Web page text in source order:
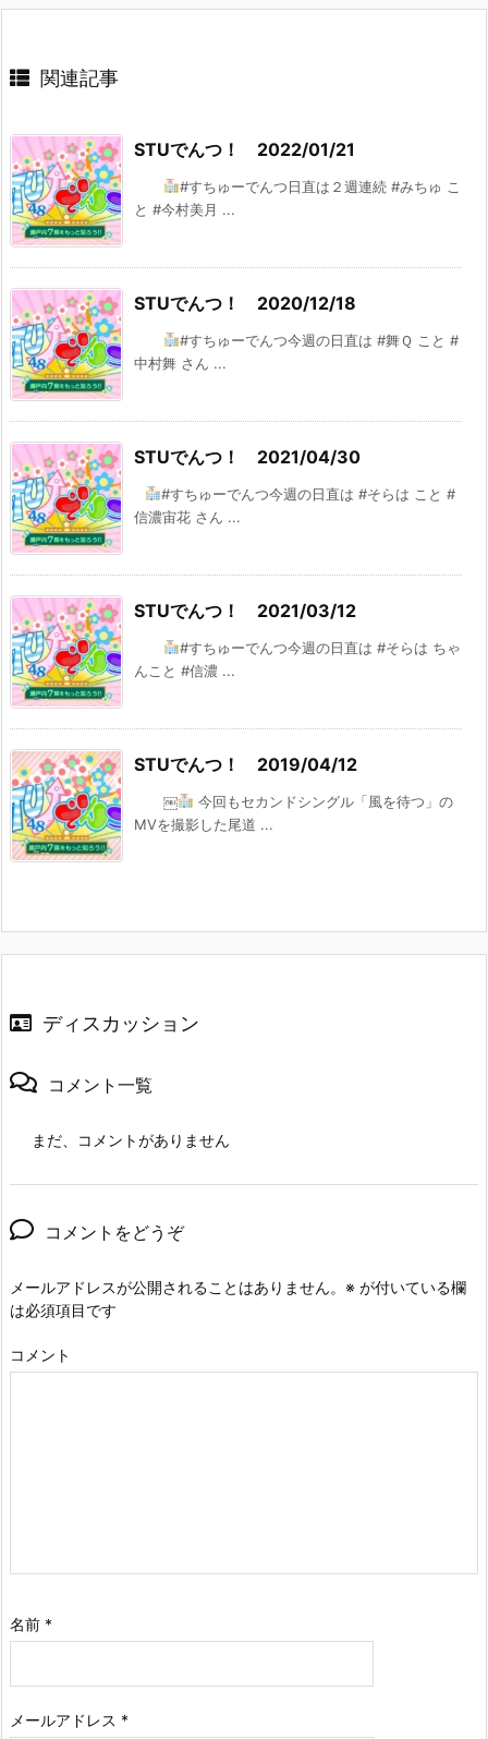
関連記事
STUでんつ！ 2022/01/21
#すちゅーでんつ日直は２週連続 #みちゅ こ
と #今村美月 ...
STUでんつ！ 2020/12/18
#すちゅーでんつ今週の日直は #舞Ｑ こと #
中村舞 さん ...
STUでんつ！ 2021/04/30
#すちゅーでんつ今週の日直は #そらは こと #
信濃宙花 さん ...
STUでんつ！ 2021/03/12
#すちゅーでんつ今週の日直は #そらは ちゃ
んこと #信濃 ...
STUでんつ！ 2019/04/12
￼
今回もセカンドシングル「風を待つ」の
MVを撮影した尾道 ...
ディスカッション
コメント一覧
まだ、コメントがありません
コメントをどうぞ
メールアドレスが公開されることはありません。 ※ が付いている欄
は必須項目です
コメント
名前 *
メールアドレス *